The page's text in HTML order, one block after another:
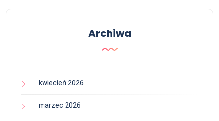
Archiwa
kwiecień 2026
marzec 2026